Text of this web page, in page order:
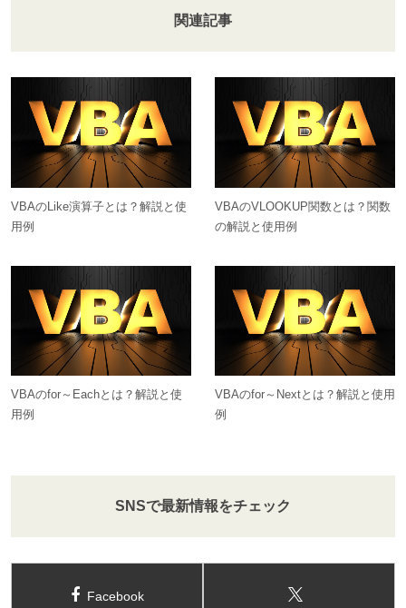
関連記事
VBAのLike演算子とは？解説と使
用例
VBAのVLOOKUP関数とは？関数
の解説と使用例
VBAのfor～Eachとは？解説と使
用例
VBAのfor～Nextとは？解説と使用
例
SNSで最新情報をチェック
Facebook